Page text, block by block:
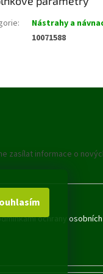
:
Nástrahy a
10071588
zasílat informace o
ochrany